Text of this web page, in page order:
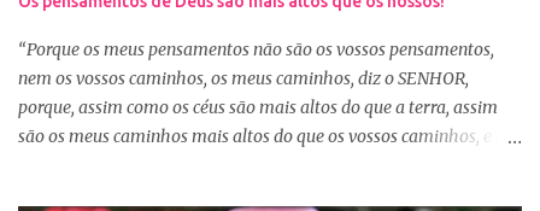
sabemos que Deus é perfeito e tem o melhor para nós. Consagrar
tudo a Deus e fazer a Sua vontade, é a garantia de que tudo dará
certo. Logo pela manhã, consagre s...
“Porque os meus pensamentos não são os vossos pensamentos,
nem os vossos caminhos, os meus caminhos, diz o SENHOR,
porque, assim como os céus são mais altos do que a terra, assim
são os meus caminhos mais altos do que os vossos caminhos, e os